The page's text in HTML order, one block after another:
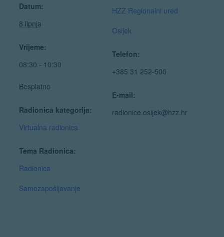
Datum:
8 lipnja
Vrijeme:
08:30 - 10:30
Besplatno
Radionica kategorija:
Virtualna radionica
Tema Radionica:
Radionica
Samozapošljavanje
HZZ Regionalni ured
Osijek
Telefon:
+385 31 252-500
E-mail:
radionice.osijek@hzz.hr